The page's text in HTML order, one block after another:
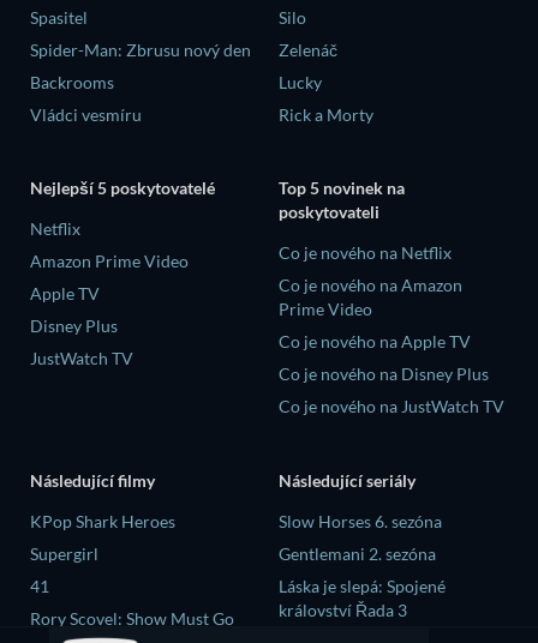
Spasitel
Spider-Man: Zbrusu nový den
Backrooms
Vládci vesmíru
Silo
Zelenáč
Lucky
Rick a Morty
Nejlepší 5 poskytovatelé
Netflix
Amazon Prime Video
Apple TV
Disney Plus
JustWatch TV
Top 5 novinek na
poskytovateli
Co je nového na Netflix
Co je nového na Amazon
Prime Video
Co je nového na Apple TV
Co je nového na Disney Plus
Co je nového na JustWatch TV
Následující filmy
KPop Shark Heroes
Supergirl
41
Rory Scovel: Show Must Go
Následující seriály
Slow Horses 6. sezóna
Gentlemani 2. sezóna
Láska je slepá: Spojené
království Řada 3